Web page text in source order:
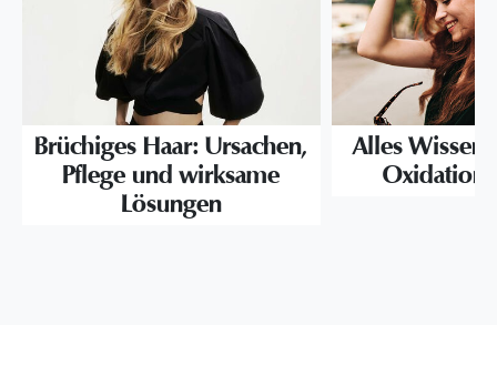
Brüchiges Haar: Ursachen,
Pflege und wirksame
Lösungen
Alles